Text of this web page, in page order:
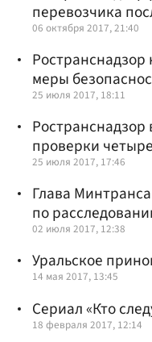
перевозчика
06 октября 2017, 21:40
меры
25 июля 2017, 18:11
проверки
25 июля 2017, 17:46
Глава
по
02 июля 2017, 12:38
Уральское
14 мая 2017, 13:45
Сериал «Кто
18 февраля 2017, 12:14